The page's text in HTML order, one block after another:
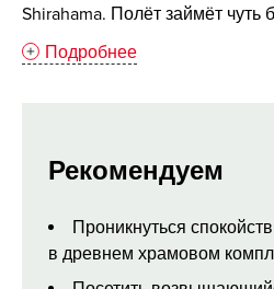
Shirahama. Полёт займёт чуть
Подробнее
Рекомендуем
Проникнуться
в древнем храмовом